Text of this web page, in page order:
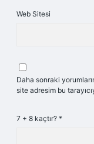
Web Sitesi
Daha sonraki
site adresim bu
7 + 8 kaçtır? *